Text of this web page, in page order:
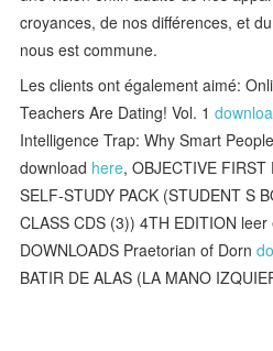
croyances, de nos différences, et
nous est commune.
Les clients ont également aimé:
Teachers Are Dating! Vol. 1
Intelligence Trap: Why Smart
download here, OBJECTIVE FIRST
SELF-STUDY PACK (STUDENT S
CLASS CDS (3)) 4TH EDITION
DOWNLOADS Praetorian of Dorn
BATIR DE ALAS (LA MANO